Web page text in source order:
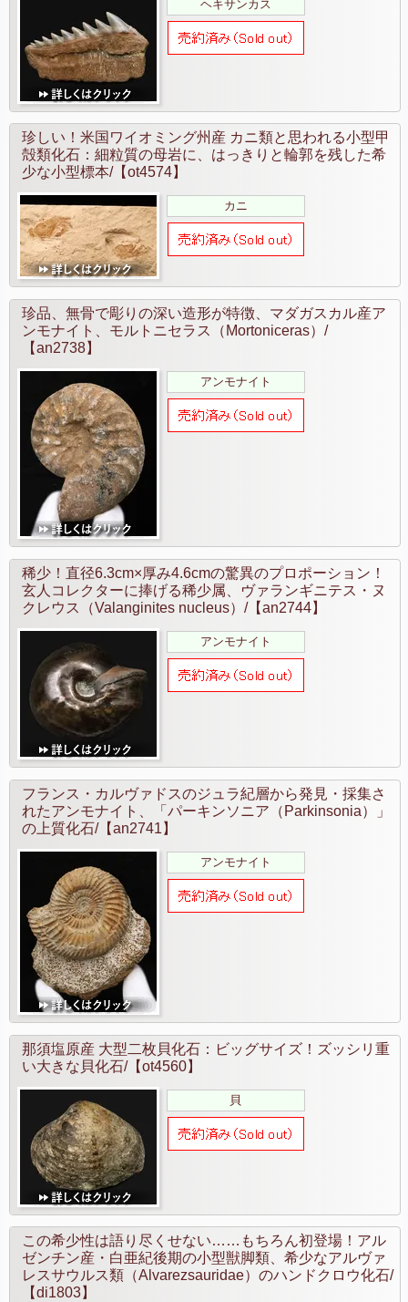
ヘキサンカス
珍しい！米国ワイオミング州産 カニ類と思われる小型甲
殻類化石：細粒質の母岩に、はっきりと輪郭を残した希
少な小型標本/【ot4574】
カニ
珍品、無骨で彫りの深い造形が特徴、マダガスカル産ア
ンモナイト、モルトニセラス（Mortoniceras）/
【an2738】
アンモナイト
稀少！直径6.3cm×厚み4.6cmの驚異のプロポーション！
玄人コレクターに捧げる稀少属、ヴァランギニテス・ヌ
クレウス（Valanginites nucleus）/【an2744】
アンモナイト
フランス・カルヴァドスのジュラ紀層から発見・採集さ
れたアンモナイト、「パーキンソニア（Parkinsonia）」
の上質化石/【an2741】
アンモナイト
那須塩原産 大型二枚貝化石：ビッグサイズ！ズッシリ重
い大きな貝化石/【ot4560】
貝
この希少性は語り尽くせない……もちろん初登場！アル
ゼンチン産・白亜紀後期の小型獣脚類、希少なアルヴァ
レスサウルス類（Alvarezsauridae）のハンドクロウ化石/
【di1803】